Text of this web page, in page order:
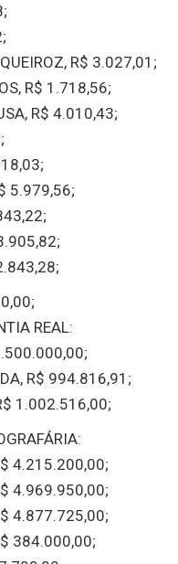
R$ 3.027,01;
R$ 1.718,56;
R$ 4.010,43;
5.979,56;
REAL:
R$ 994.816,91;
1.002.516,00;
4.215.200,00;
4.969.950,00;
4.877.725,00;
384.000,00;